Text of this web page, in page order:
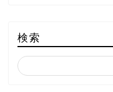
検索